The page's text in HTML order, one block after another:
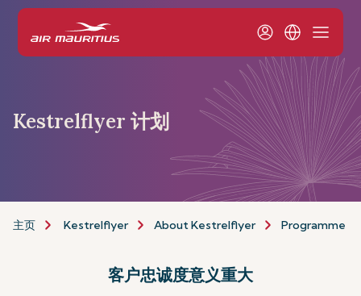
Kestrelflyer 计划
主页 Kestrelflyer About Kestrelflyer Programme
客户忠诚度意义重大